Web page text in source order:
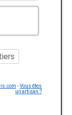
-Vous êtes
un artisan ?